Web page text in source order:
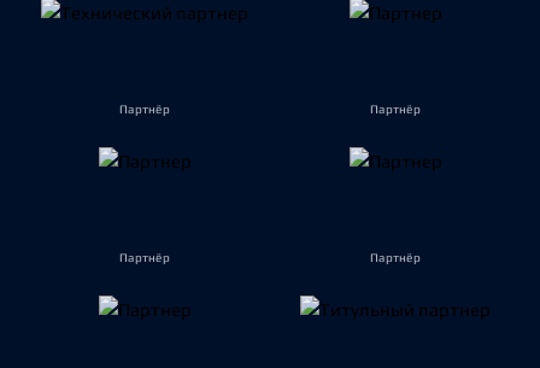
Партнёр Партнёр
Партнёр Партнёр